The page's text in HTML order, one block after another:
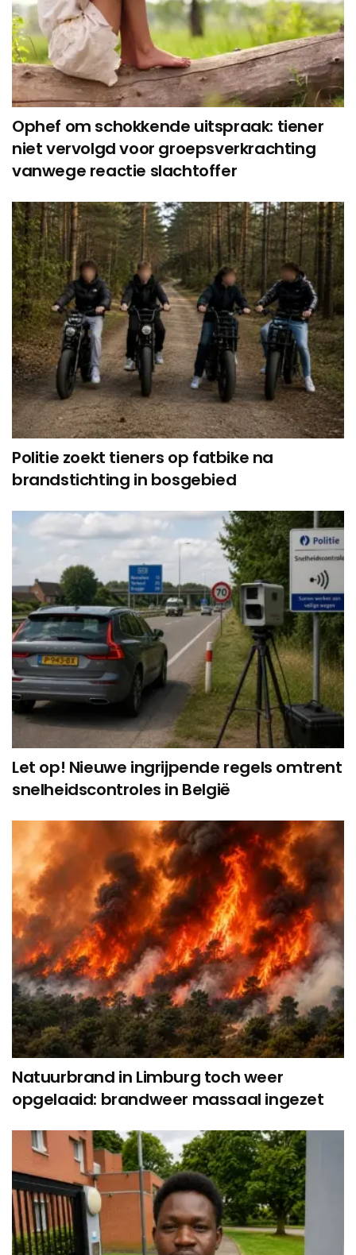
Ophef om schokkende uitspraak: tiener
niet vervolgd voor groepsverkrachting
vanwege reactie slachtoffer
Politie zoekt tieners op fatbike na
brandstichting in bosgebied
Let op! Nieuwe ingrijpende regels omtrent
snelheidscontroles in België
Natuurbrand in Limburg toch weer
opgelaaid: brandweer massaal ingezet